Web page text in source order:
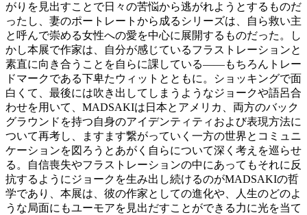
がりを見出すことで日々の苦悩から逃がれようとするものだ
ったし、妻のポートレートから成るシリーズは、自ら救い主
と呼んで崇める女性への愛を中心に展開するものだった。し
かし本展で作家は、自分が感じているフラストレーションと
素直に向き合うことを自らに課している――もちろんトレー
ドマークである下卑たウィットとともに。ショッキングで面
白くて、最後には吹き出してしまうようなジョークや語呂合
わせを用いて、MADSAKIは日本とアメリカ、両方のバック
グラウンドを持つ自身のアイデンティティおよび表現方法に
ついて再考し、ますます繋がっていく一方の世界とコミュニ
ケーションを図ろうとあがく自らについて深く考えを巡らせ
る。自信喪失やフラストレーションの中にあってもそれに反
抗するようにジョークを生み出し続けるのがMADSAKIの哲
学であり、本展は、彼の作家としての進化や、人生のどのよ
うな局面にもユーモアを見出だすことができる力に光を当て